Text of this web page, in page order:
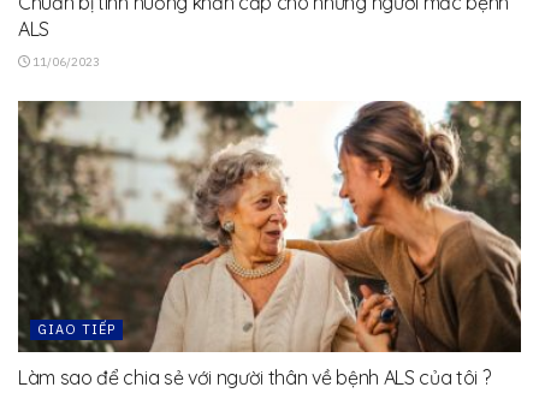
ALS
11/06/2023
GIAO TIẾP
Làm sao để chia sẻ với người thân về bệnh ALS của tôi ?